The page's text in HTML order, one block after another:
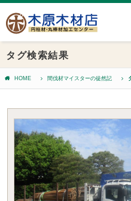
タグ検索結果
HOME 間伐材マイスターの徒然記